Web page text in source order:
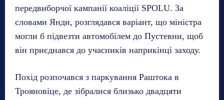
передвиборчої кампанії коаліції SPOLU. За
словами Янди, розглядався варіант, що міністра
могли б підвезти автомобілем до Пустевни, щоб
він приєднався до учасників наприкінці заходу.
Похід розпочався з паркування Раштока в
Трояновіце, де зібралися близько двадцяти